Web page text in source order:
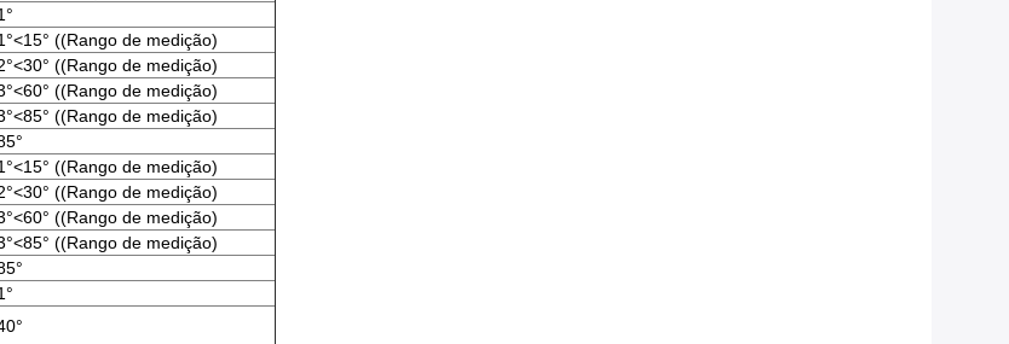
((Rango de medição)
((Rango de medição)
((Rango de medição)
((Rango de medição)
((Rango de medição)
((Rango de medição)
((Rango de medição)
((Rango de medição)